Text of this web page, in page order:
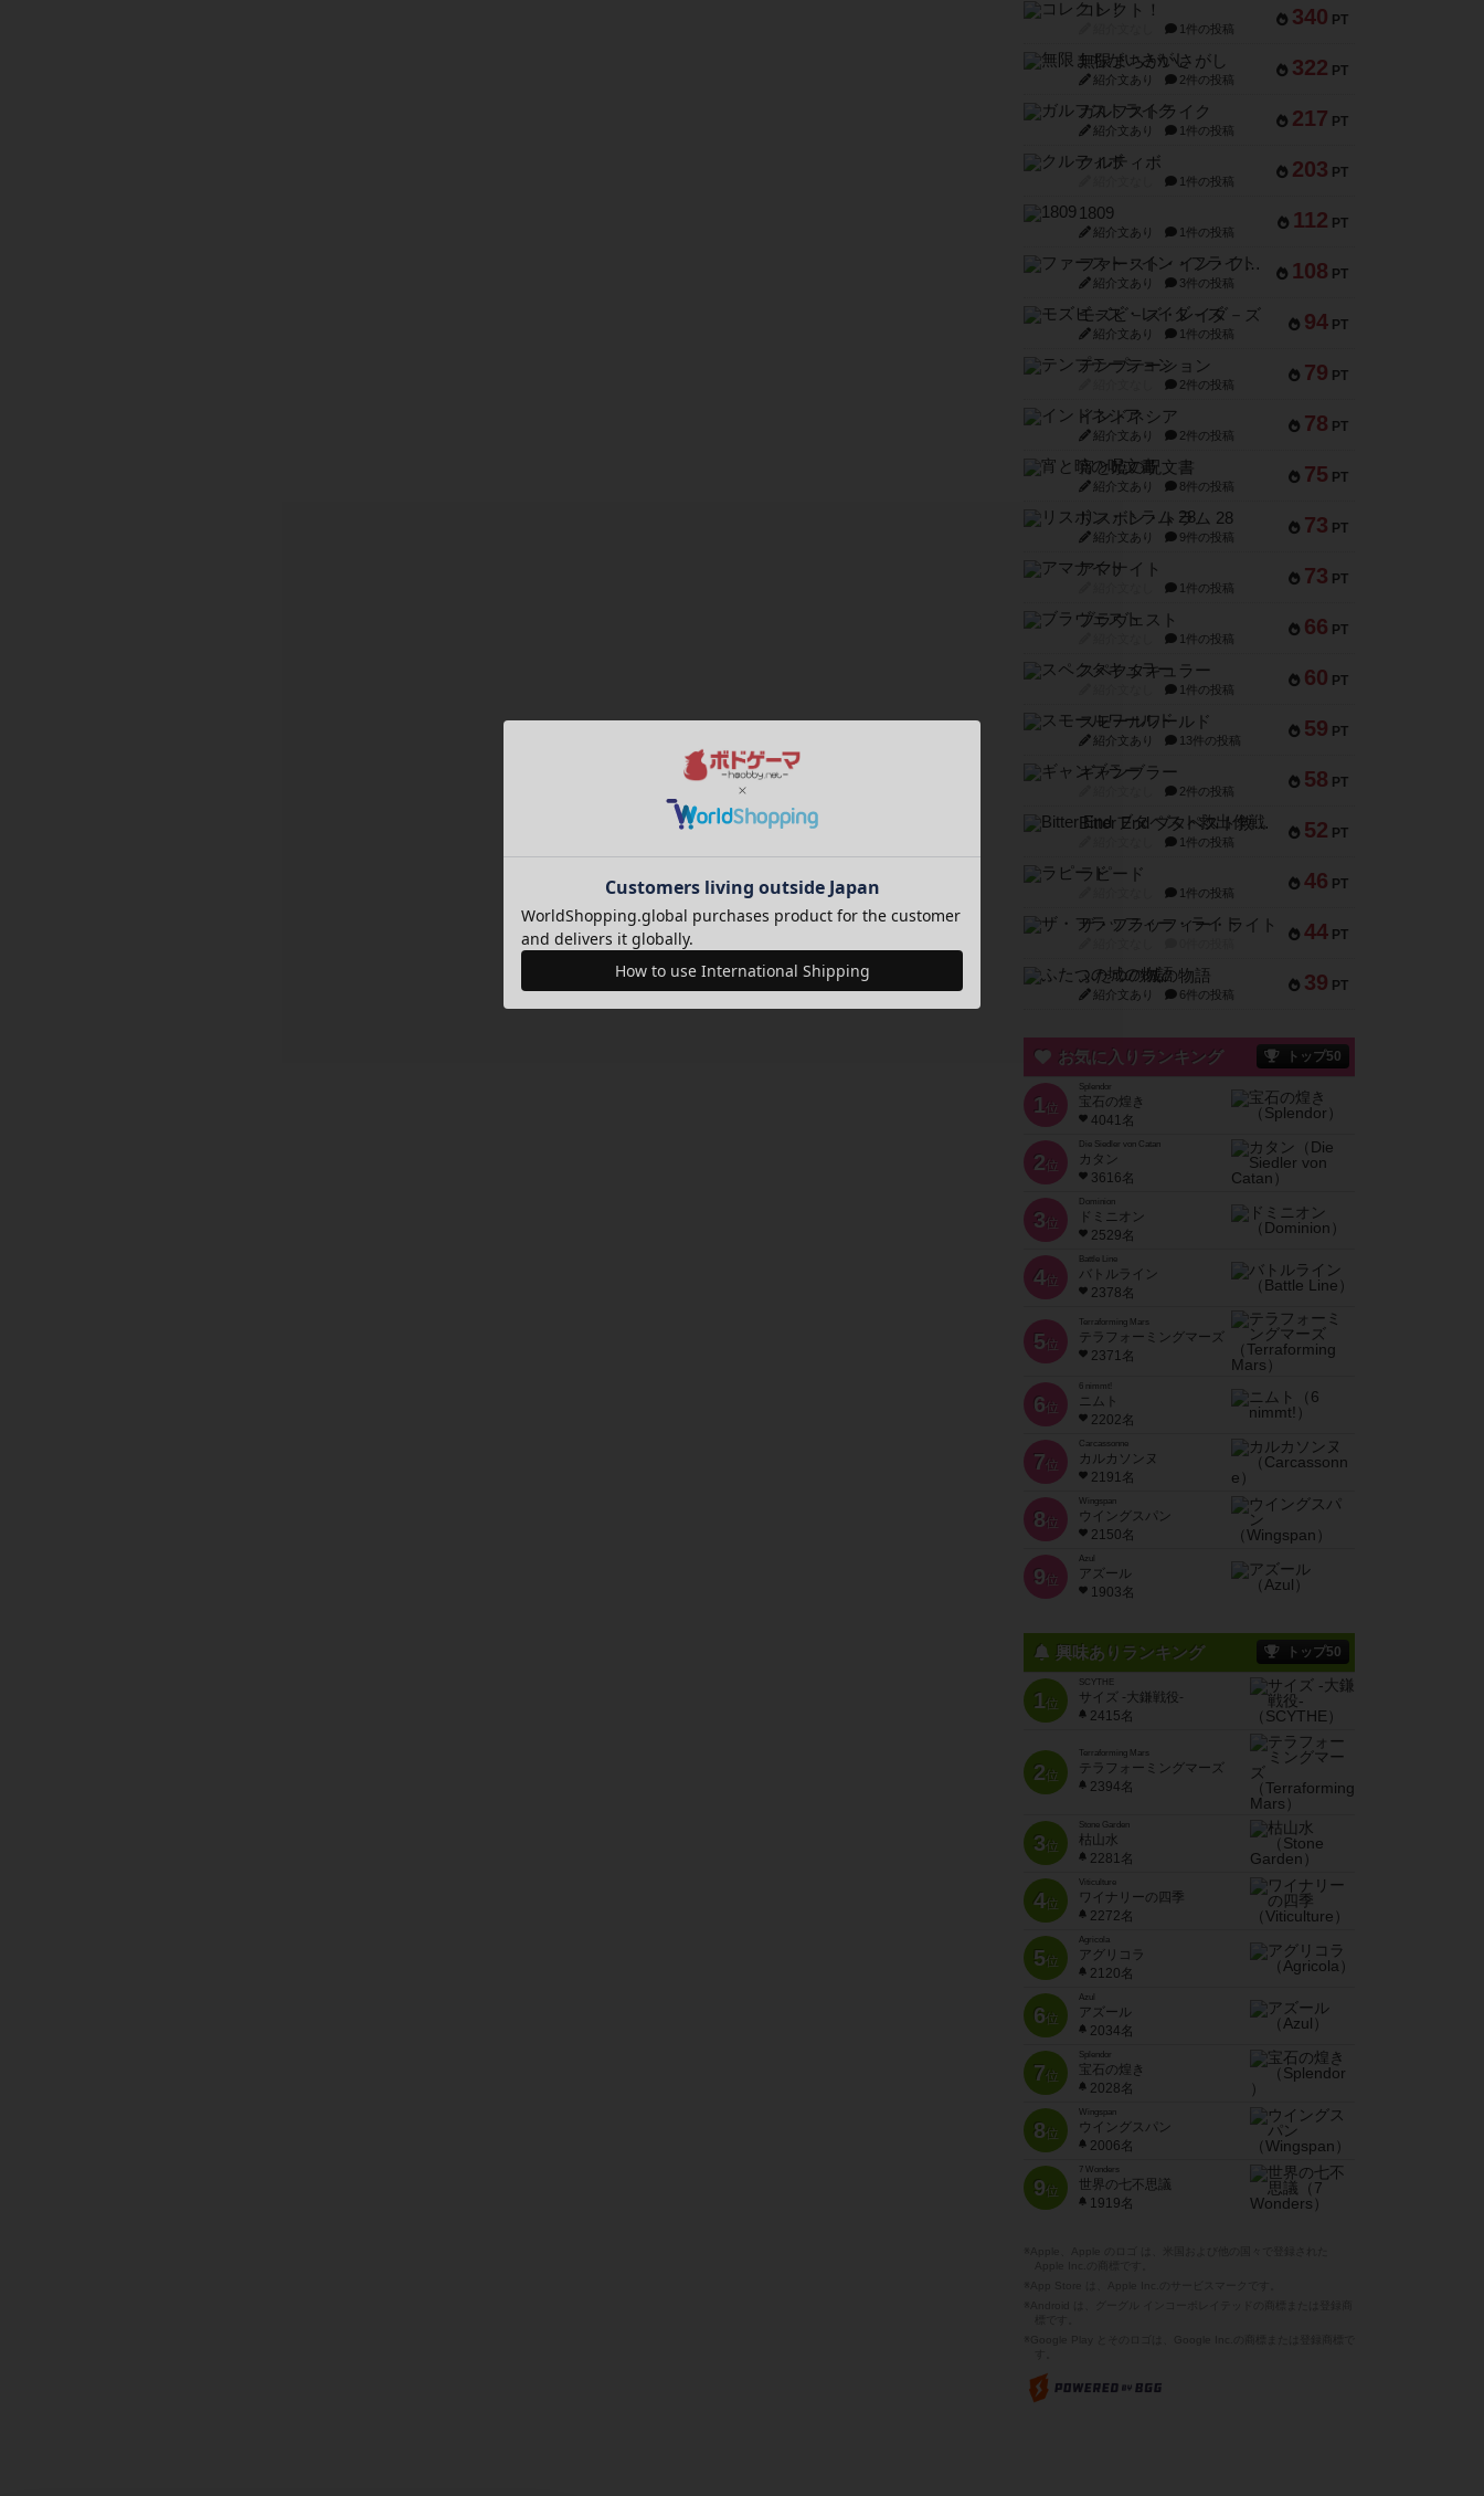
340 PT
コレクト！
1件の投稿
322 PT
無限まちがいさがし
紹介文あり 2件の投稿
217 PT
ガルフストライク
紹介文あり 1件の投稿
203 PT
クルティボ
1件の投稿
112 PT
1809
紹介文あり 1件の投稿
108 PT
ファースト・イン・フライト
紹介文あり 3件の投稿
94 PT
モズビ－ズ・レイダ－ズ
紹介文あり 1件の投稿
79 PT
テンプテーション
2件の投稿
78 PT
インドネシア
紹介文あり 2件の投稿
75 PT
宵と暁の呪文書
紹介文あり 8件の投稿
73 PT
リスボン・トラム 28
紹介文あり 9件の投稿
73 PT
アマナイト
1件の投稿
66 PT
ブラヴェスト
1件の投稿
60 PT
スペクタキュラー
1件の投稿
59 PT
スモールワールド
紹介文あり 13件の投稿
58 PT
ギャンブラー
2件の投稿
52 PT
Bitter End ブタペスト救出作戦
1件の投稿
46 PT
ラピード
1件の投稿
44 PT
ザ・フラッフィー・ライト
39 PT
ふたつの城の物語
紹介文あり 6件の投稿
お気に入りランキング トップ50
1位
Splendor
宝石の煌き
4041名
2位
Die Siedler von Catan
カタン
3616名
3位
Dominion
ドミニオン
2529名
4位
Battle Line
バトルライン
2378名
5位
Terraforming Mars
テラフォーミングマーズ
2371名
6位
6 nimmt!
ニムト
2202名
7位
Carcassonne
カルカソンヌ
2191名
8位
Wingspan
ウイングスパン
2150名
9位
Azul
アズール
1903名
興味ありランキング トップ50
1位
SCYTHE
サイズ -大鎌戦役-
2415名
2位
Terraforming Mars
テラフォーミングマーズ
2394名
3位
Stone Garden
枯山水
2281名
4位
Viticulture
ワイナリーの四季
2272名
5位
Agricola
アグリコラ
2120名
6位
Azul
アズール
2034名
7位
Splendor
宝石の煌き
2028名
8位
Wingspan
ウイングスパン
2006名
9位
7 Wonders
世界の七不思議
1919名